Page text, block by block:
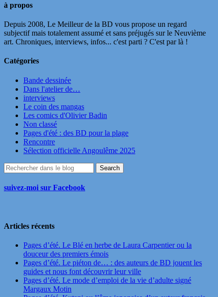
à propos
Depuis 2008, Le Meilleur de la BD vous propose un regard
subjectif mais totalement assumé et sans préjugés sur le Neuvième
art. Chroniques, interviews, infos... c'est parti ? C'est par là !
Catégories
Bande dessinée
Dans l'atelier de…
interviews
Le coin des mangas
Les comics d'Olivier Badin
Non classé
Pages d'été : des BD pour la plage
Rencontre
Sélection officielle Angoulême 2025
suivez-moi sur Facebook
Articles récents
Pages d’été. Le Blé en herbe de Laura Carpentier ou la
douceur des premiers émois
Pages d’été. Le piéton de… : des auteurs de BD jouent les
guides et nous font découvrir leur ville
Pages d’été. Le mode d’emploi de la vie d’adulte signé
Margaux Motin